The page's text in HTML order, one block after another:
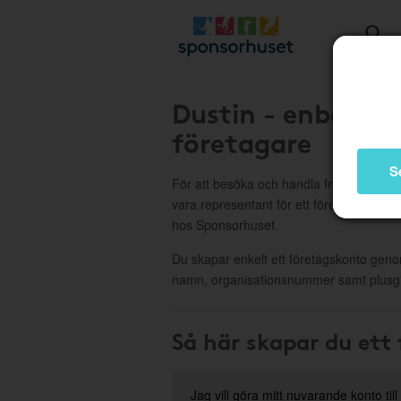
Dustin - enbart
företagare
För att besöka och handla från Dustin
vara representant för ett företag och
hos Sponsorhuset.
Du skapar enkelt ett företagskonto
namn, organisationsnummer samt
Så här skapar du
Jag vill göra mitt nuvarande konto